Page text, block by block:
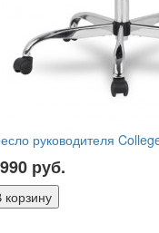
руководителя
руб.